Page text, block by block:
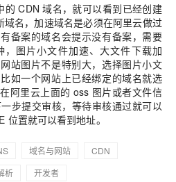
的 CDN 域名，就可以看到已经创建
名，加速域名是必须在阿里云做过
备案的域名会提示没有备案，需要
图片小文件加速、大文件下载加
站图片不是特别大，选择图片小文
如一个网站上已经绑定的域名就选
阿里云上面的 oss 图片或者文件信
步提交审核，等待审核通过就可以
位置就可以看到地址。
域名与网站
CDN
析
开发者